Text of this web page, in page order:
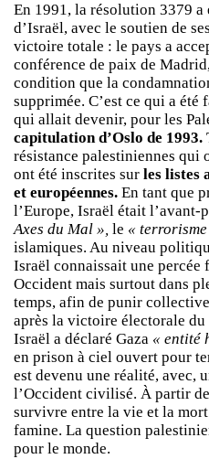
En 1991, la résolution 3379 a
d’Israël, avec le soutien de
victoire totale : le pays a
conférence de paix de
condition que la
supprimée. C’est ce qui a
qui allait devenir, pour les
capitulation d’Oslo de 1993.
résistance palestiniennes qui
ont été inscrites sur les listes
et européennes. En tant que
l’Europe, Israël était
Axes du Mal », le « terrorisme
islamiques. Au niveau
Israël connaissait une percée
Occident mais surtout dans
temps, afin de punir
après la victoire électorale
Israël a déclaré Gaza « entité
en prison à ciel ouvert pour
est devenu une réalité, avec,
l’Occident civilisé. À partir
survivre entre la vie et la
famine. La question
pour le monde.